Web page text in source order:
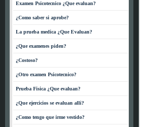
Examen Psicotecnico ¿Que evaluan?
¿Como saber si aprobe?
La prueba medica ¿Que Evaluan?
¿Que examenes piden?
¿Costoso?
¿Otro examen Psicotecnico?
Prueba Fisica ¿Que evaluan?
¿Que ejercicios se evaluan alli?
¿Como tengo que irme vestido?